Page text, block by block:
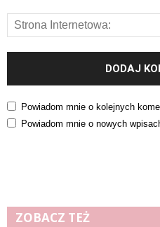
Powiadom mnie o kolejnych
Powiadom mnie o nowych
ZOBACZ TEŻ